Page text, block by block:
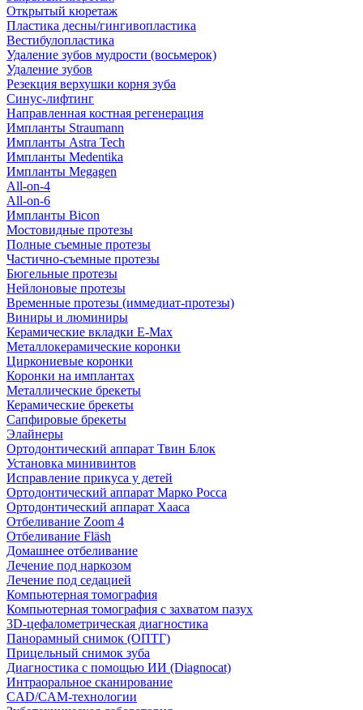
Открытый кюретаж
Пластика десны/гингивопластика
Вестибулопластика
Удаление зубов мудрости (восьмерок)
Удаление зубов
Резекция верхушки корня зуба
Синус-лифтинг
Направленная костная регенерация
Импланты Straumann
Импланты Astra Tech
Импланты Medentika
Импланты Megagen
All-on-4
All-on-6
Импланты Bicon
Мостовидные протезы
Полные съемные протезы
Частично-съемные протезы
Бюгельные протезы
Нейлоновые протезы
Временные протезы (иммедиат-протезы)
Виниры и люминиры
Керамические вкладки E-Max
Металлокерамические коронки
Циркониевые коронки
Коронки на имплантах
Металлические брекеты
Керамические брекеты
Сапфировые брекеты
Элайнеры
Ортодонтический аппарат Твин Блок
Установка минивинтов
Исправление прикуса у детей
Ортодонтический аппарат Марко Росса
Ортодонтический аппарат Хааса
Отбеливание Zoom 4
Отбеливание Fläsh
Домашнее отбеливание
Лечение под наркозом
Лечение под седацией
Компьютерная томография
Компьютерная томография с захватом пазух
3D-цефалометрическая диагностика
Панорамный снимок (ОПТГ)
Прицельный снимок зуба
Диагностика с помощью ИИ (Diagnocat)
Интраоральное сканирование
CAD/CAM-технологии